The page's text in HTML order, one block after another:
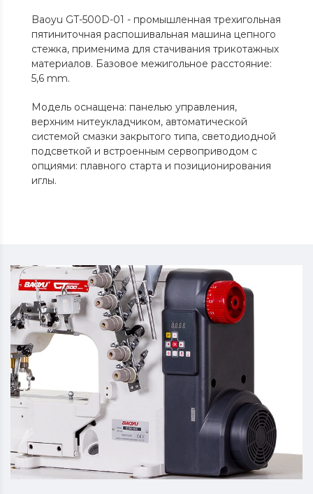
Baoyu GT-500D-01 - промышленная трехигольная
пятиниточная распошивальная машина цепного
стежка, применима для стачивания трикотажных
материалов. Базовое межигольное расстояние:
5,6 mm.
Модель оснащена: панелью управления,
верхним нитеукладчиком, автоматической
системой смазки закрытого типа, светодиодной
подсветкой и встроенным сервоприводом с
опциями: плавного старта и позиционирования
иглы.